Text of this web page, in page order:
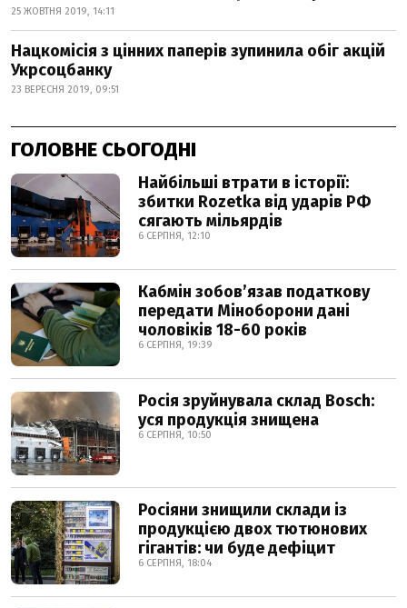
25 ЖОВТНЯ 2019, 14:11
Нацкомісія з цінних паперів зупинила обіг акцій
Укрсоцбанку
23 ВЕРЕСНЯ 2019, 09:51
ГОЛОВНЕ СЬОГОДНІ
Найбільші втрати в історії:
збитки Rozetka від ударів РФ
сягають мільярдів
6 СЕРПНЯ, 12:10
Кабмін зобовʼязав податкову
передати Міноборони дані
чоловіків 18-60 років
6 СЕРПНЯ, 19:39
Росія зруйнувала склад Bosch:
уся продукція знищена
6 СЕРПНЯ, 10:50
Росіяни знищили склади із
продукцією двох тютюнових
гігантів: чи буде дефіцит
6 СЕРПНЯ, 18:04